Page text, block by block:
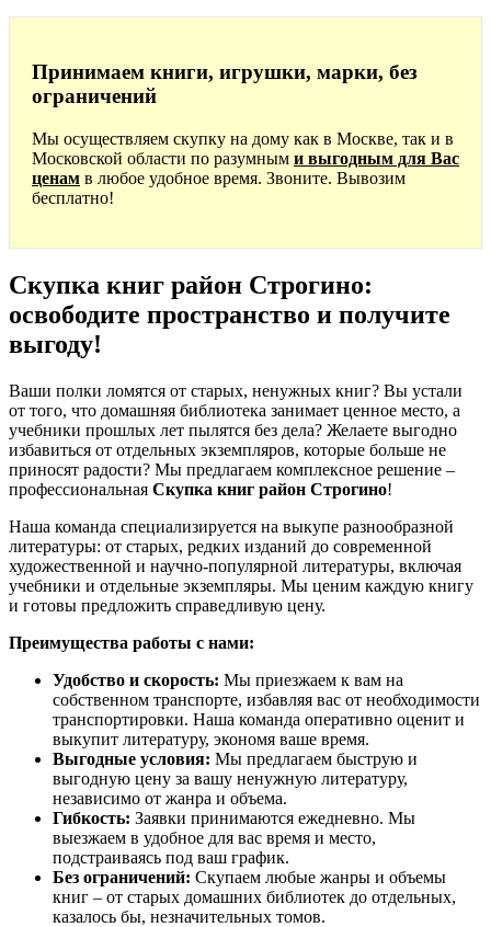
Принимаем книги, игрушки, марки, без
ограничений
Мы осуществляем скупку на дому как в Москве, так и в
Московской области по разумным и выгодным для Вас
ценам в любое удобное время. Звоните. Вывозим
бесплатно!
Скупка книг район Строгино:
освободите пространство и получите
выгоду!
Ваши полки ломятся от старых, ненужных книг? Вы устали
от того, что домашняя библиотека занимает ценное место, а
учебники прошлых лет пылятся без дела? Желаете выгодно
избавиться от отдельных экземпляров, которые больше не
приносят радости? Мы предлагаем комплексное решение –
профессиональная Скупка книг район Строгино!
Наша команда специализируется на выкупе разнообразной
литературы: от старых, редких изданий до современной
художественной и научно-популярной литературы, включая
учебники и отдельные экземпляры. Мы ценим каждую книгу
и готовы предложить справедливую цену.
Преимущества работы с нами:
Удобство и скорость: Мы приезжаем к вам на
собственном транспорте, избавляя вас от необходимости
транспортировки. Наша команда оперативно оценит и
выкупит литературу, экономя ваше время.
Выгодные условия: Мы предлагаем быструю и
выгодную цену за вашу ненужную литературу,
независимо от жанра и объема.
Гибкость: Заявки принимаются ежедневно. Мы
выезжаем в удобное для вас время и место,
подстраиваясь под ваш график.
Без ограничений: Скупаем любые жанры и объемы
книг – от старых домашних библиотек до отдельных,
казалось бы, незначительных томов.